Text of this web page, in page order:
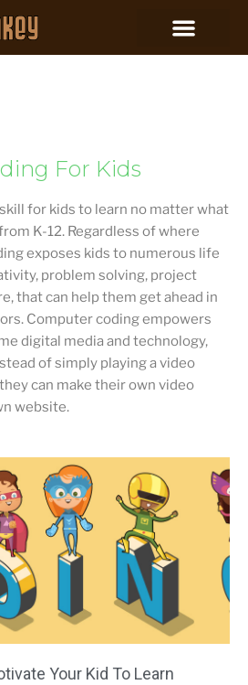
For Kids
for kids to learn no matter what
K-12. Regardless of where
exposes kids to numerous life
problem solving, project
that can help them get ahead in
Computer coding empowers
digital media and technology,
of simply playing a video
can make their own video
website.
Your Kid To Learn